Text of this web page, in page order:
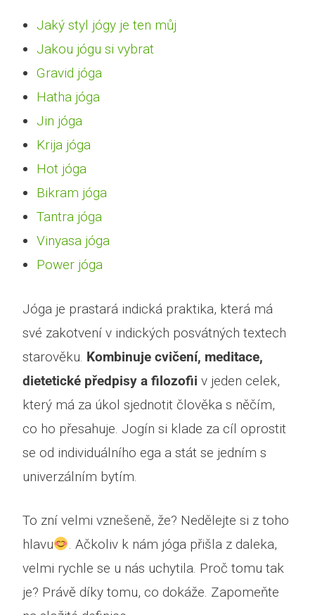
Jaký styl jógy je ten můj
Jakou jógu si vybrat
Gravid jóga
Hatha jóga
Jin jóga
Krija jóga
Hot jóga
Bikram jóga
Tantra jóga
Vinyasa jóga
Power jóga
Jóga je prastará indická praktika, která má
své zakotvení v indických posvátných textech
starověku. Kombinuje cvičení, meditace,
dietetické předpisy a filozofii v jeden celek,
který má za úkol sjednotit člověka s něčím,
co ho přesahuje. Jogín si klade za cíl oprostit
se od individuálního ega a stát se jedním s
univerzálním bytím.
To zní velmi vznešeně, že? Nedělejte si z toho
hlavu
. Ačkoliv k nám jóga přišla z daleka,
velmi rychle se u nás uchytila. Proč tomu tak
je? Právě díky tomu, co dokáže. Zapomeňte